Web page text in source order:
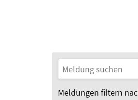
Meldungen filtern